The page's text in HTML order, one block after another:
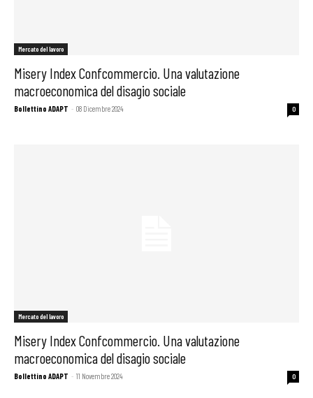
Mercato del lavoro
Misery Index Confcommercio. Una valutazione
macroeconomica del disagio sociale
Bollettino ADAPT - 08 Dicembre 2024 0
Mercato del lavoro
Misery Index Confcommercio. Una valutazione
macroeconomica del disagio sociale
Bollettino ADAPT - 11 Novembre 2024 0